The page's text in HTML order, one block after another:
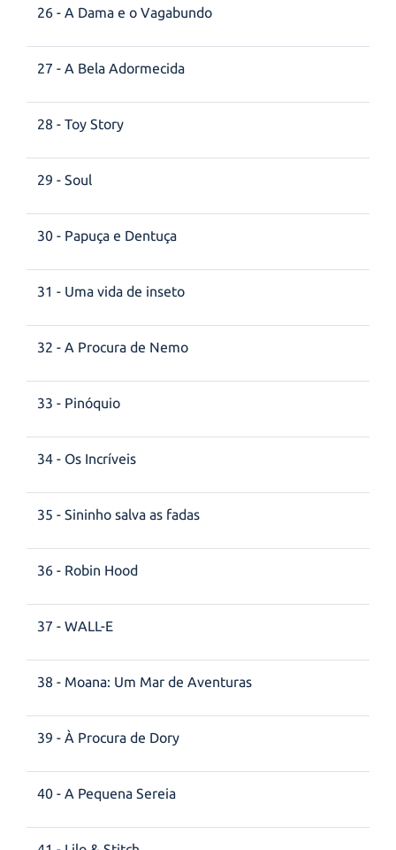
26 - A Dama e o Vagabundo
27 - A Bela Adormecida
28 - Toy Story
29 - Soul
30 - Papuça e Dentuça
31 - Uma vida de inseto
32 - A Procura de Nemo
33 - Pinóquio
34 - Os Incríveis
35 - Sininho salva as fadas
36 - Robin Hood
37 - WALL-E
38 - Moana: Um Mar de Aventuras
39 - À Procura de Dory
40 - A Pequena Sereia